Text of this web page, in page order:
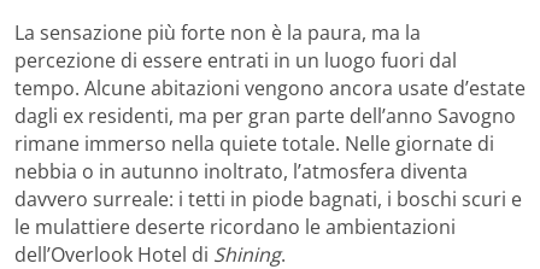
La sensazione più forte non è la paura, ma la
percezione di essere entrati in un luogo fuori dal
tempo. Alcune abitazioni vengono ancora usate d’estate
dagli ex residenti, ma per gran parte dell’anno Savogno
rimane immerso nella quiete totale. Nelle giornate di
nebbia o in autunno inoltrato, l’atmosfera diventa
davvero surreale: i tetti in piode bagnati, i boschi scuri e
le mulattiere deserte ricordano le ambientazioni
dell’Overlook Hotel di Shining.